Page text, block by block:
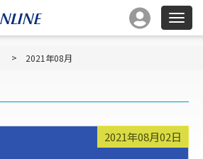
2021年08月
2021年08月02日